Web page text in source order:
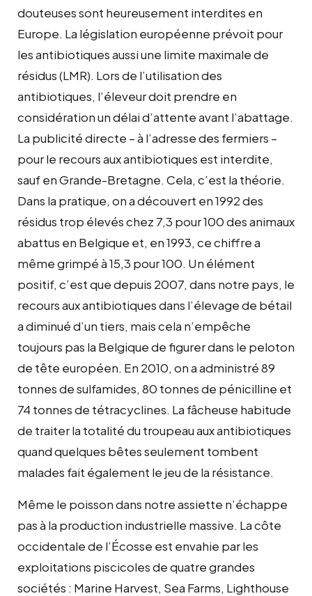
douteuses sont heureusement interdites en
Europe. La législation européenne prévoit pour
les antibiotiques aussi une limite maximale de
résidus (LMR). Lors de l’utilisation des
antibiotiques, l’éleveur doit prendre en
considération un délai d’attente avant l’abattage.
La publicité directe – à l’adresse des fermiers –
pour le recours aux antibiotiques est interdite,
sauf en Grande-Bretagne. Cela, c’est la théorie.
Dans la pratique, on a découvert en 1992 des
résidus trop élevés chez 7,3 pour 100 des animaux
abattus en Belgique et, en 1993, ce chiffre a
même grimpé à 15,3 pour 100. Un élément
positif, c’est que depuis 2007, dans notre pays, le
recours aux antibiotiques dans l’élevage de bétail
a diminué d’un tiers, mais cela n’empêche
toujours pas la Belgique de figurer dans le peloton
de tête européen. En 2010, on a administré 89
tonnes de sulfamides, 80 tonnes de pénicilline et
74 tonnes de tétracyclines. La fâcheuse habitude
de traiter la totalité du troupeau aux antibiotiques
quand quelques bêtes seulement tombent
malades fait également le jeu de la résistance.
Même le poisson dans notre assiette n’échappe
pas à la production industrielle massive. La côte
occidentale de l’Écosse est envahie par les
exploitations piscicoles de quatre grandes
sociétés : Marine Harvest, Sea Farms, Lighthouse